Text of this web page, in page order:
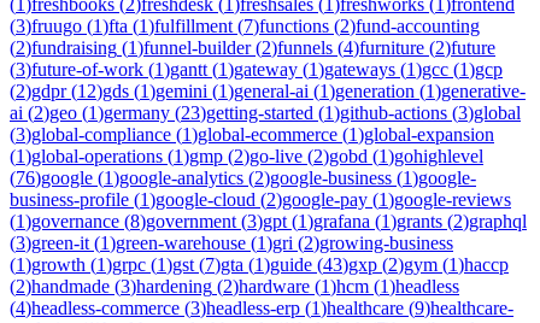
(3)fruugo (1)fta (1)fulfillment (7)functions (2)fund-accounting
(2)fundraising (1)funnel-builder(2)funnels (4)furniture (2)future
(3)future-of-work (1)gantt (1)gateway (1)gateways (1)gcc (1)gcp
(2)gdpr(12)gds (1)gemini (1)general-ai (1)generation (1)generative-
ai (2)geo (1)germany (23)getting-started (1)github-actions (3)global
(3)global-compliance (1)global-ecommerce (1)global-expansion
(1)global-operations (1)gmp (2)go-live (2)gobd (1)gohighlevel
(76)google (1)google-analytics (2)google-business (1)google-
business-profile (1)google-cloud (2)google-pay (1)google-reviews
(1)governance (8)government (3)gpt (1)grafana (1)grants (2)graphql
(3)green-it (1)green-warehouse (1)gri (2)growing-business
(1)growth (1)grpc (1)gst (7)gta (1)guide (43)gxp (2)gym (1)haccp
(2)handmade (3)hardening (2)hardware (1)hcm (1)headless
(4)headless-commerce (3)headless-erp (1)healthcare (9)healthcare-